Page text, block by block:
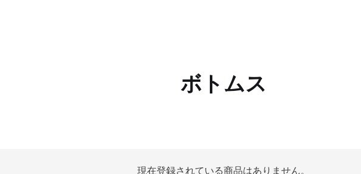
ボトムス
現在登録されている商品はありません。